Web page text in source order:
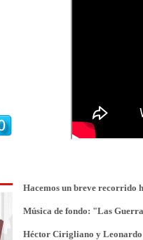
Hacemos un breve recorrido
Música de fondo: "Las
Héctor Cirigliano y